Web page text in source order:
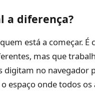
a diferença?
está a começar.
mas que
digitam no navegador
o espaço onde todos